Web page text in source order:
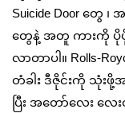
Suicide Door တွ
တွေနဲ့ အတူ ကားကို ပိုပို
လာတာပါ။ Rolls-
တံခါး ဒီဇိုင်းကို သုံး
ပြီး အတော်လေး လ